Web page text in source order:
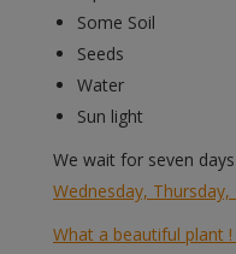
Some Soil
Seeds
Water
Sun light
We wait for seven
Wednesday, Thursday,
What a beautiful plant